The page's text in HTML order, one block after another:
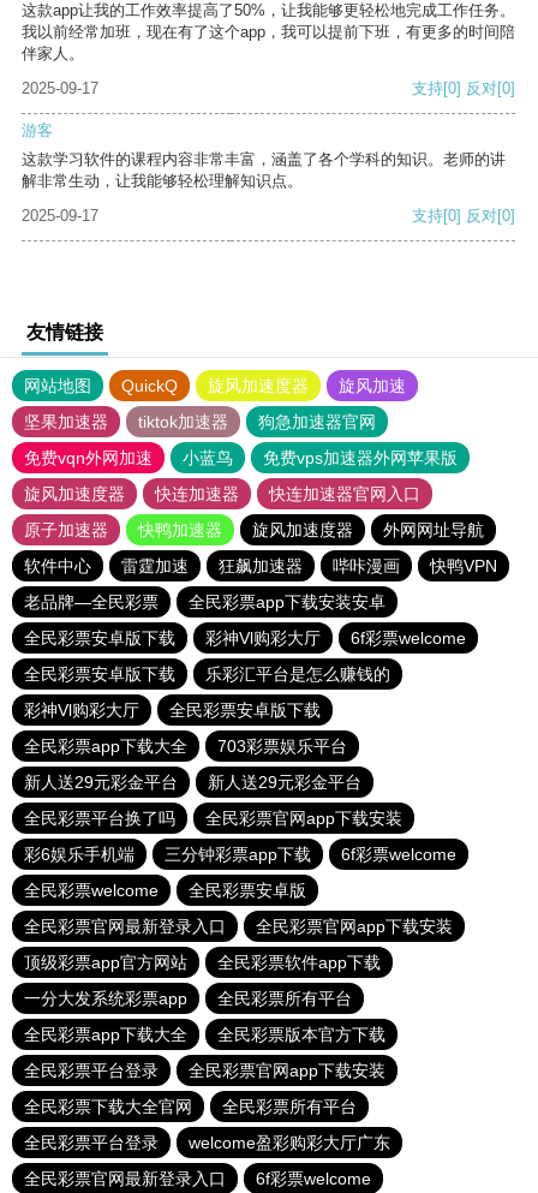
这款app让我的工作效率提高了50%，让我能够更轻松地完成工作任务。
我以前经常加班，现在有了这个app，我可以提前下班，有更多的时间陪
伴家人。
2025-09-17
支持[0] 反对[0]
游客
这款学习软件的课程内容非常丰富，涵盖了各个学科的知识。老师的讲
解非常生动，让我能够轻松理解知识点。
2025-09-17
支持[0] 反对[0]
友情链接
网站地图 QuickQ 旋风加速度器
旋风加速
坚果加速器
tiktok加速器
狗急加速器官网
免费vqn外网加速
小蓝鸟
免费vps加速器外网苹果版
旋风加速度器
快连加速器
快连加速器官网入口
原子加速器
快鸭加速器 旋风加速度器
外网网址导航
软件中心
雷霆加速 狂飙加速器 哔咔漫画
快鸭VPN
老品牌—全民彩票
全民彩票app下载安装安卓
全民彩票安卓版下载
彩神Vl购彩大厅
6f彩票welcome
全民彩票安卓版下载
乐彩汇平台是怎么赚钱的
彩神Vl购彩大厅
全民彩票安卓版下载
全民彩票app下载大全
703彩票娱乐平台
新人送29元彩金平台
新人送29元彩金平台
全民彩票平台换了吗
全民彩票官网app下载安装
彩6娱乐手机端
三分钟彩票app下载
6f彩票welcome
全民彩票welcome
全民彩票安卓版
全民彩票官网最新登录入口
全民彩票官网app下载安装
顶级彩票app官方网站
全民彩票软件app下载
一分大发系统彩票app
全民彩票所有平台
全民彩票app下载大全
全民彩票版本官方下载
全民彩票平台登录
全民彩票官网app下载安装
全民彩票下载大全官网
全民彩票所有平台
全民彩票平台登录
welcome盈彩购彩大厅广东
全民彩票官网最新登录入口
6f彩票welcome